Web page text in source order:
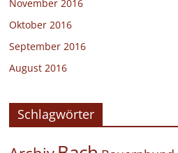
November 2016
Oktober 2016
September 2016
August 2016
Schlagwörter